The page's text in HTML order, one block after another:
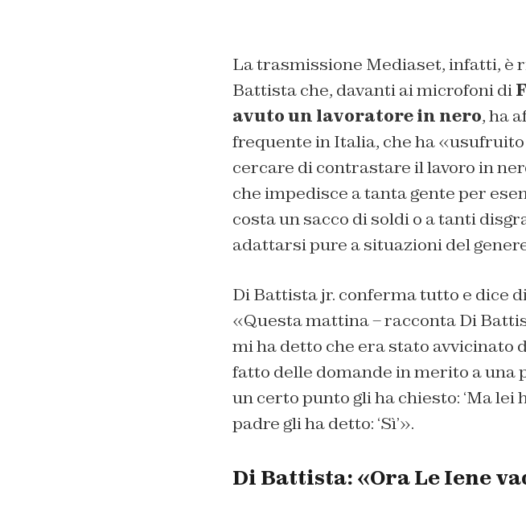
La trasmissione Mediaset, infatti, è
Battista che, davanti ai microfoni di
avuto un lavoratore in nero, ha
frequente in Italia, che ha
cercare di contrastare il lavoro in
che impedisce a tanta gente per
costa un sacco di soldi o a tanti
adattarsi pure a situazioni del
Di Battista jr. conferma tutto e dice
«Questa mattina – racconta Di
mi ha detto che era stato avvicinato
fatto delle domande in merito a una
un certo punto gli ha chiesto: ‘Ma lei
padre gli ha detto: ‘Sì’».
Di Battista: «Ora Le Iene